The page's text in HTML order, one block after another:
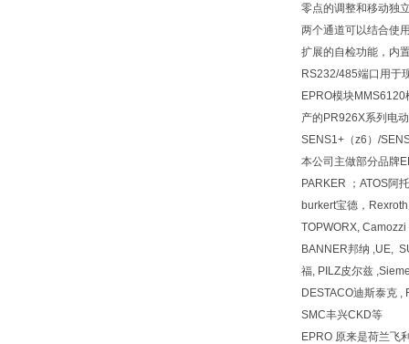
零点的调整和移动独
两个通道可以结合使
扩展的自检功能，内
RS232/485端口用于
EPRO模块
产的PR926X系列电
SENS1+（z6）/
本公司主做部分品牌
PARKER ；ATOS阿
burkert宝德，
TOPWORX,
BANNER邦纳 ,UE,
福, PILZ皮尔兹
DESTACO迪斯泰克
SMC丰兴CKD等
EPRO 原来是荷兰飞